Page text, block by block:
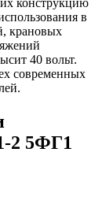
в
крановых
40 вольт.
современных
2 5ФГ1